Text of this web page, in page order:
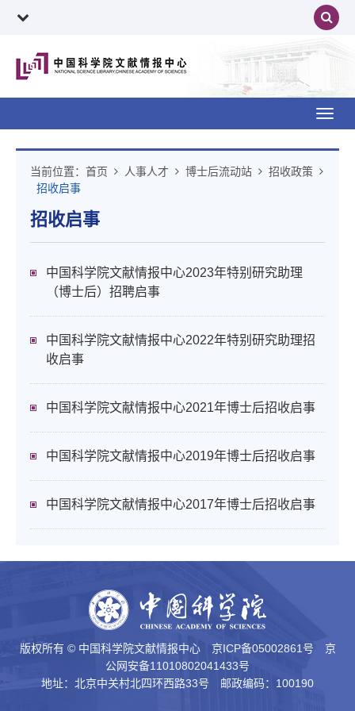
当前位置： 首页 人事人才 博士后流动站
招收政策
招收启事
招收启事
中国科学院文献情报中心2023年特别研究助理
（博士后）招聘启事
中国科学院文献情报中心2022年特别研究助理招
收启事
中国科学院文献情报中心2021年博士后招收启事
中国科学院文献情报中心2019年博士后招收启事
中国科学院文献情报中心2017年博士后招收启事
版权所有 © 中国科学院文献情报中心 京ICP备05002861号 京
公网安备11010802041433号
地址：北京中关村北四环西路33号 邮政编码：100190